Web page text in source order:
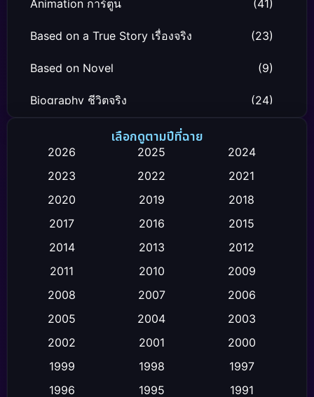
Animation การ์ตูน (41)
Based on a True Story เรื่องจริง (23)
Based on Novel (9)
Biography ชีวิตจริง (24)
Comedy ตลก (119)
Comedy ตลก
Crime อาชญากรรม (111)
Crime อาชญากรรม
Culture
เลือกดูตามปีที่ฉาย
2026 2025
2024
2023
2022
2021
2020
2019
2018
2017
2016
2015
2014
2013
2012
2011
2010
2009
2008
2007
2006
2005
2004
2003
2002
2001
2000
1999
1998
1997
1996
1995
1991